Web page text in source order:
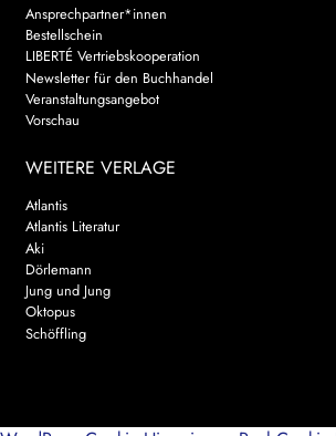
Ansprechpartner*innen
Bestellschein
LIBERTÉ Vertriebskooperation
Newsletter für den Buchhandel
Veranstaltungsangebot
Vorschau
WEITERE VERLAGE
Atlantis
Atlantis Literatur
Aki
Dörlemann
Jung und Jung
Oktopus
Schöffling